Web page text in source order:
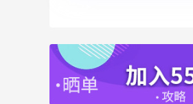
1天19小时
Bloomingdales：
Tory Burch、拉夫
每满$100返$25礼卡